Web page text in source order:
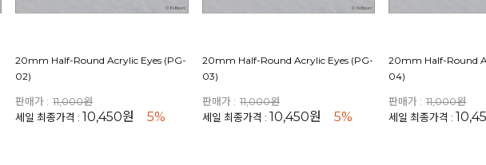
20mm Half-Round Acrylic Eyes (PG-
02)
판매가 : 11,000원
세일 최종가격 : 10,450원 5%
20mm Half-Round Acrylic Eyes (PG-
03)
판매가 : 11,000원
세일 최종가격 : 10,450원 5%
20mm Half-Round
04)
판매가 : 11,000원
세일 최종가격 :